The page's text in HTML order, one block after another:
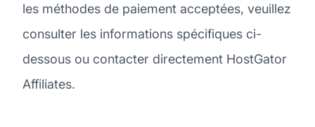
les méthodes de paiement acceptées, veuillez
consulter les informations spécifiques ci-
dessous ou contacter directement HostGator
Affiliates.